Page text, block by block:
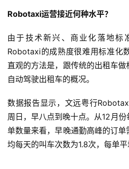
Robotaxi运营接近何种水平？
由于技术新兴、商业化落地标
Robotaxi的成熟度很难用标准化
直观的方法是，跟传统的出租车
自动驾驶出租车的概况。
数据报告显示，文远粤行
周日，早八点到晚十点。从12月
单数量来看，早晚通勤高峰的订
均每天的叫车次数为1.8次，每单平